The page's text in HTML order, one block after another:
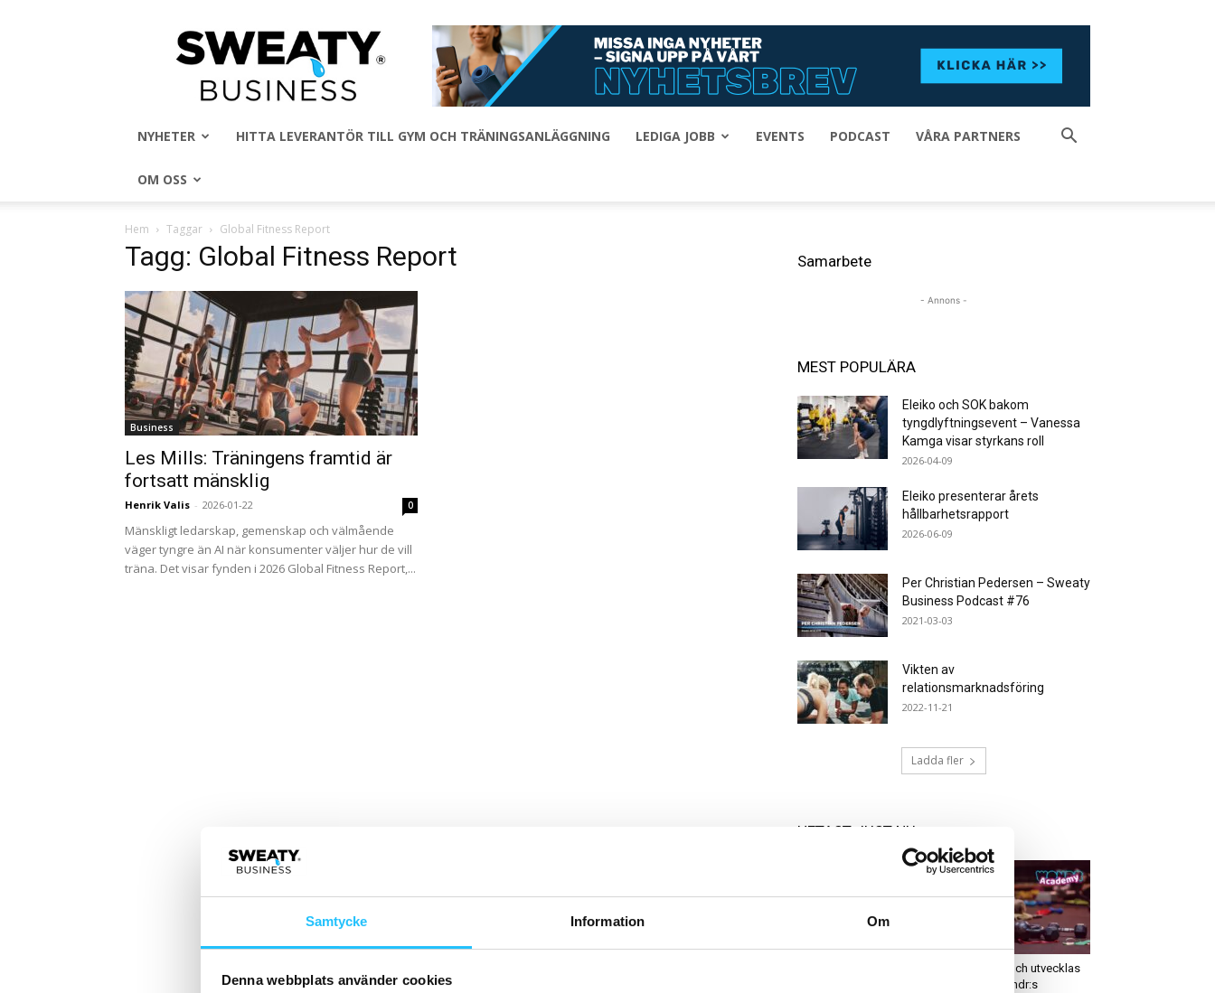
Samtycke Information Om
Denna webbplats använder cookies
Sweaty
Business
NYHETER HITTA LEVERANTÖR TILL GYM OCH TRÄNINGSANLÄGGNING LEDIGA JOBB EVENTS PODCAST VÅRA PARTNERS
OM OSS
Hem Taggar Global Fitness Report
Tagg: Global Fitness Report
Business
Les Mills: Träningens framtid är
fortsatt mänsklig
Henrik Valis - 2026-01-22 0
Mänskligt ledarskap, gemenskap och välmående
väger tyngre än AI när konsumenter väljer hur de vill
träna. Det visar fynden i 2026 Global Fitness Report,...
Samarbete
- Annons -
MEST POPULÄRA
Eleiko och SOK bakom
tyngdlyftningsevent – Vanessa
Kamga visar styrkans roll
2026-04-09
Eleiko presenterar årets
hållbarhetsrapport
2026-06-09
Per Christian Pedersen – Sweaty
Business Podcast #76
2021-03-03
Vikten av
relationsmarknadsföring
2022-11-21
Ladda fler
HETAST JUST NU
Business Business
Inspireras och utvecklas
genom Wondr:s